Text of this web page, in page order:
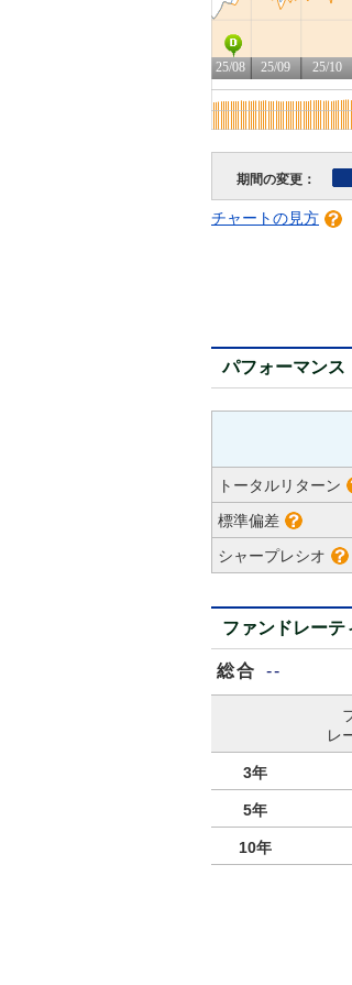
期間の変更：
チャートの見方
パフォーマンス
トータルリターン
標準偏差
シャープレシオ
ファンドレーテ
総合 --
レ
3年
5年
10年